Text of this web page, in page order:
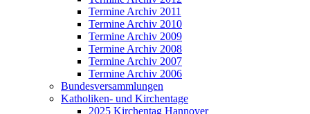
Termine Archiv 2011
Termine Archiv 2010
Termine Archiv 2009
Termine Archiv 2008
Termine Archiv 2007
Termine Archiv 2006
Bundesversammlungen
Katholiken- und Kirchentage
2025 Kirchentag Hannover